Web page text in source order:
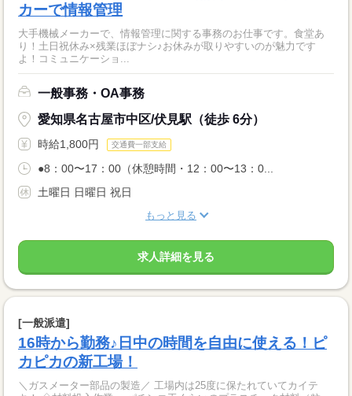
カーで情報管理
大手機械メーカーで、情報管理に関する事務のお仕事です。食堂あ
り！土日祝休み×残業ほぼナシ♪お休みが取りやすいのが魅力です
よ！コミュニケーショ...
一般事務・OA事務
愛知県名古屋市中区/伏見駅（徒歩 6分）
時給1,800円 交通費一部支給
●8：00〜17：00（休憩時間・12：00〜13：0...
土曜日 日曜日 祝日
もっと見る
求人詳細を見る
[一般派遣]
16時から勤務♪日中の時間を自由に使える！ピ
カピカの新工場！
＼ガスメーター部品の製造／ 工場内は25度に保たれていてカイテ